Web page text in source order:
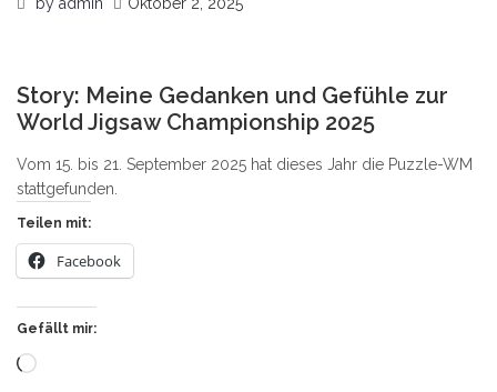
Story: Meine Gedanken und Gefühle zur
World Jigsaw Championship 2025
Vom 15. bis 21. September 2025 hat dieses Jahr die Puzzle-WM
stattgefunden.
Teilen mit:
Facebook
Gefällt mir:
Wird